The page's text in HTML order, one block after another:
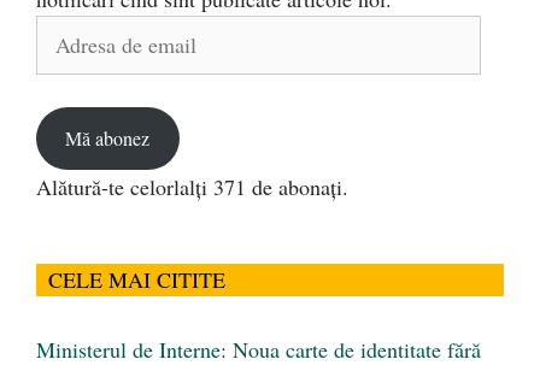
Adresa
Mă abonez
Alătură-te celorlalți 371 de abonați.
CELE MAI CITITE
Ministerul de Interne: Noua carte de identitate fără